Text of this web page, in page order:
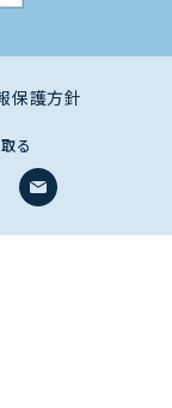
保護方針
る